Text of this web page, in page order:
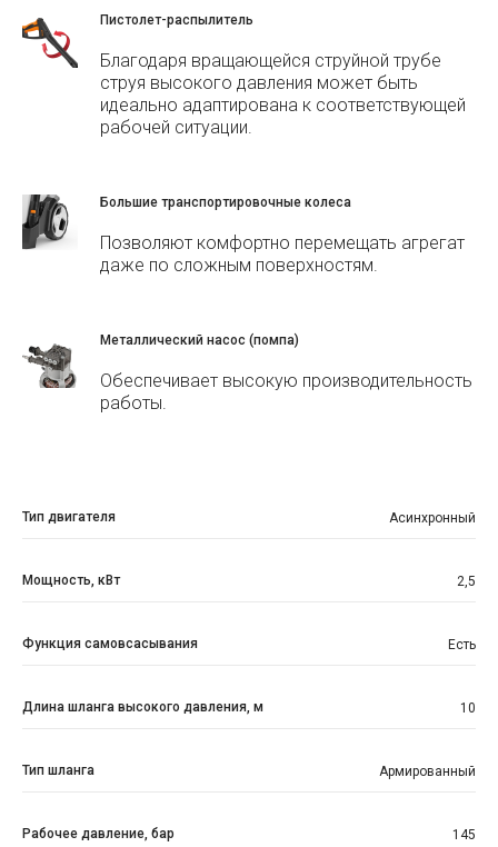
Пистолет-распылитель
Благодаря вращающейся струйной трубе
струя высокого давления может быть
идеально адаптирована к соответствующей
рабочей ситуации.
Большие транспортировочные колеса
Позволяют комфортно перемещать агрегат
даже по сложным поверхностям.
Металлический насос (помпа)
Обеспечивает высокую производительность
работы.
Тип двигателя Асинхронный
Мощность, кВт 2,5
Функция самовсасывания Есть
Длина шланга высокого давления, м 10
Тип шланга Армированный
Рабочее давление, бар 145